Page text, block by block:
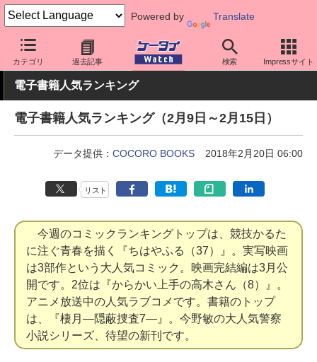
Powered by Translate
カテゴリ 過去記事 検索 Impressサイト
ケータイ Watch 業界動向 調査
電子書籍人気ランキング
電子書籍人気ランキング（2月9日～2月15日）
データ提供：COCORO BOOKS 2018年2月20日 06:00
リスト
今週のコミックランキングトップは、競技かるた
に注ぐ青春を描く『ちはやふる（37）』。実写映画
は3部作という大人気コミック。映画完結編は3月公
開です。2位は『からかい上手の高木さん（8）』。
アニメ放送中の人気ラブコメです。書籍のトップ
は、『棲月―隠蔽捜査7―』。今野敏の大人気警察
小説シリーズ、待望の新刊です。